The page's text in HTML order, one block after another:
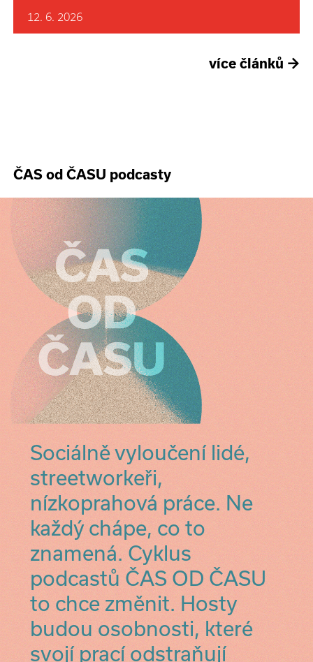
12. 6. 2026
více článků →
ČAS od ČASU podcasty
Sociálně vyloučení lidé,
streetworkeři,
nízkoprahová práce. Ne
každý chápe, co to
znamená. Cyklus
podcastů ČAS OD ČASU
to chce změnit. Hosty
budou osobnosti, které
svojí prací odstraňují